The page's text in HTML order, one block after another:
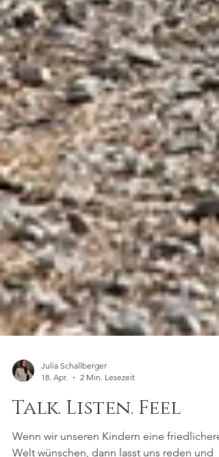
Julia Schallberger
18. Apr.
2 Min. Lesezeit
Talk. Listen. Feel